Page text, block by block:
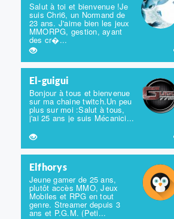
Salut à toi et bienvenue !Je
suis Chri6, un Normand de
23 ans. J'aime bien les jeux
MMORPG, gestion, ayant
des cr�...
El-guigui
Bonjour à tous et bienvenue
sur ma chaine twitch.Un peu
plus sur moi :Salut à tous,
j'ai 25 ans je suis Mécanici...
Elfhorys
Jeune gamer de 25 ans,
plutôt accès MMO, Jeux
Mobiles et RPG en tout
genre. Streamer depuis 3
ans et P.G.M. (Peti...